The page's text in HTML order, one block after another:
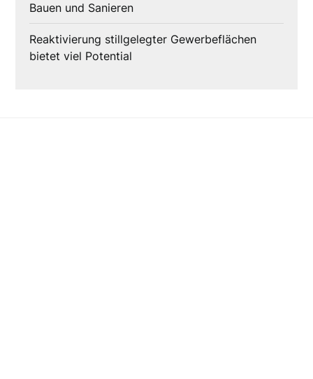
Bauen und Sanieren
Reaktivierung stillgelegter Gewerbeflächen
bietet viel Potential